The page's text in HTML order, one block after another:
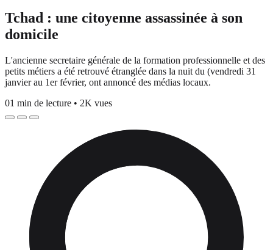
Tchad : une citoyenne assassinée à son
domicile
L'ancienne secretaire générale de la formation professionnelle et des
petits métiers a été retrouvé étranglée dans la nuit du (vendredi 31
janvier au 1er février, ont annoncé des médias locaux.
01 min de lecture • 2K vues